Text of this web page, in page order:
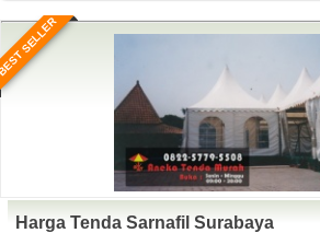
SELLER
Harga Tenda Sarnafil Surabaya